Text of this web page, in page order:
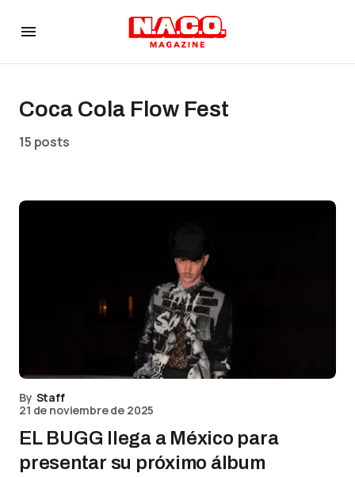
Coca Cola Flow Fest
15 posts
By Staff
21 de noviembre de 2025
EL BUGG llega a México para
presentar su próximo álbum